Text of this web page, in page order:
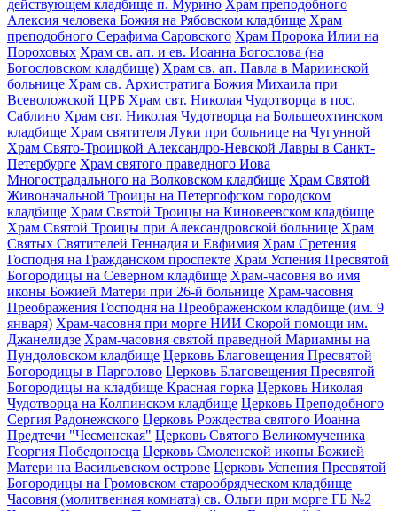
действующем кладбище п. Мурино Храм преподобного
Алексия человека Божия на Рябовском кладбище Храм
преподобного Серафима Саровского Храм Пророка Илии на
Пороховых Храм св. ап. и ев. Иоанна Богослова (на
Богословском кладбище) Храм св. ап. Павла в Мариинской
больнице Храм св. Архистратига Божия Михаила при
Всеволожской ЦРБ Храм свт. Николая Чудотворца в пос.
Саблино Храм свт. Николая Чудотворца на Большеохтинском
кладбище Храм святителя Луки при больнице на Чугунной
Храм Свято-Троицкой Александро-Невской Лавры в Санкт-
Петербурге Храм святого праведного Иова
Многострадального на Волковском кладбище Храм Святой
Живоначальной Троицы на Петергофском городском
кладбище Храм Святой Троицы на Киновеевском кладбище
Храм Святой Троицы при Александровской больнице Храм
Святых Святителей Геннадия и Евфимия Храм Сретения
Господня на Гражданском проспекте Храм Успения Пресвятой
Богородицы на Северном кладбище Храм-часовня во имя
иконы Божией Матери при 26-й больнице Храм-часовня
Преображения Господня на Преображенском кладбище (им. 9
января) Храм-часовня при морге НИИ Скорой помощи им.
Джанелидзе Храм-часовня святой праведной Мариамны на
Пундоловском кладбище Церковь Благовещения Пресвятой
Богородицы в Парголово Церковь Благовещения Пресвятой
Богородицы на кладбище Красная горка Церковь Николая
Чудотворца на Колпинском кладбище Церковь Преподобного
Сергия Радонежского Церковь Рождества святого Иоанна
Предтечи "Чесменская" Церковь Святого Великомученика
Георгия Победоносца Церковь Смоленской иконы Божией
Матери на Васильевском острове Церковь Успения Пресвятой
Богородицы на Громовском старообрядческом кладбище
Часовня (молитвенная комната) св. Ольги при морге ГБ №2